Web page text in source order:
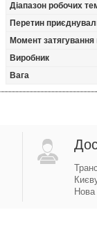
Діапазон робочих
Перетин
Момент затягування
Виробник
Вага